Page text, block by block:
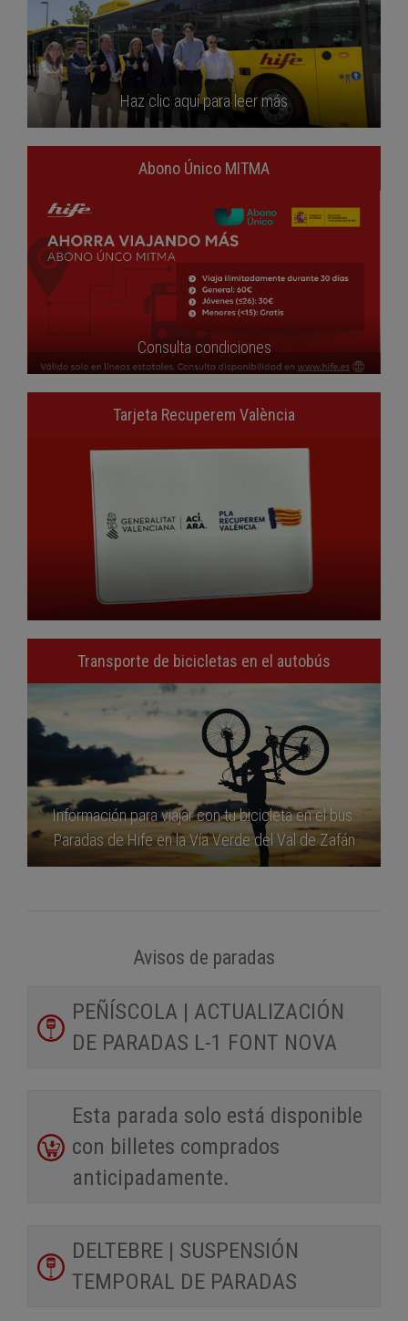
Haz clic aquí para leer más
Abono Único MITMA
Consulta condiciones
Tarjeta Recuperem València
Transporte de bicicletas en el autobús
Información para viajar con tu bicicleta en el bus.
Paradas de Hife en la Vía Verde del Val de Zafán
Avisos de paradas
PEÑÍSCOLA | ACTUALIZACIÓN
DE PARADAS L-1 FONT NOVA
Esta parada solo está disponible
con billetes comprados
anticipadamente.
DELTEBRE | SUSPENSIÓN
TEMPORAL DE PARADAS